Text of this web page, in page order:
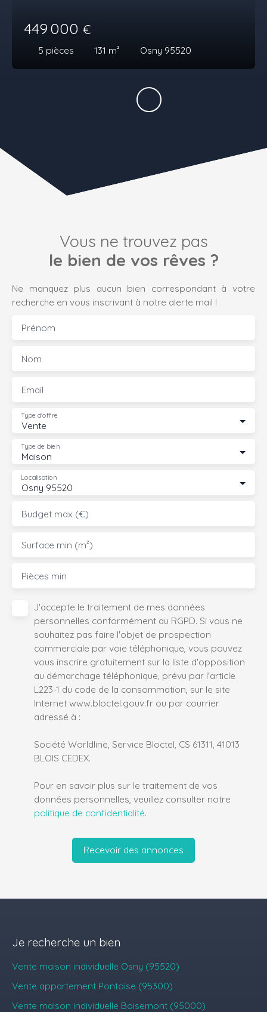
449 000 €
5 pièces 131 m² Osny 95520
Vous ne trouvez pas
le bien de vos rêves ?
Ne manquez plus aucun bien correspondant à votre
recherche en vous inscrivant à notre alerte mail !
Prénom
Nom
Email
Vente
Type d'offre
Maison
Type de bien
Osny 95520
Localisation
Budget max (€)
Surface min (m²)
Pièces min
J'accepte le traitement de mes données
personnelles conformément au RGPD. Si vous ne
souhaitez pas faire l'objet de prospection
commerciale par voie téléphonique, vous pouvez
vous inscrire gratuitement sur la liste d'opposition
au démarchage téléphonique, prévu par l'article
L223-1 du code de la consommation, sur le site
Internet www.bloctel.gouv.fr ou par courrier
adressé à :
Société Worldline, Service Bloctel, CS 61311, 41013
BLOIS CEDEX.
Pour en savoir plus sur le traitement de vos
données personnelles, veuillez consulter notre
politique de confidentialité.
Recevoir des annonces
Je recherche un bien
Vente maison individuelle Osny (95520)
Vente appartement Pontoise (95300)
Vente maison individuelle Boisemont (95000)